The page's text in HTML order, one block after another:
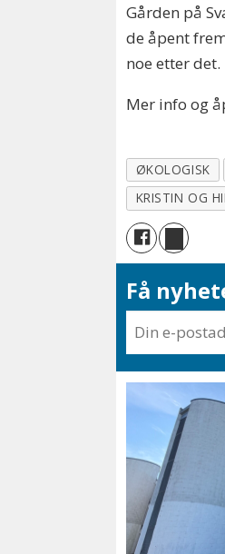
Gården på
de åpent
noe etter det.
Mer info og
ØKOLOGISK
KRISTIN OG
Få